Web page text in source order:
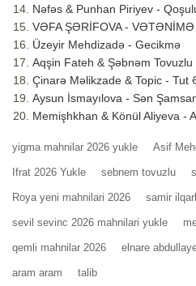
Nəfəs & Punhan Piriyev -
VƏFA ŞƏRİFOVA - VƏTƏNİMƏ
Üzeyir Mehdizadə - Gecikmə
Aqşin Fateh & Şəbnəm Tovuzlu
Çinarə Məlikzade & Topic - Tut
Aysun İsmayılova - Sən
Memişhkhan & Könül Aliyeva -
yigma mahnilar 2026 yukle Asif
Ifrat 2026 Yukle sebnem tovuzlu
Roya yeni mahnilari 2026 samir
sevil sevinc 2026 mahnilari yukle
qemli mahnilar 2026 elnare
aram aram talib